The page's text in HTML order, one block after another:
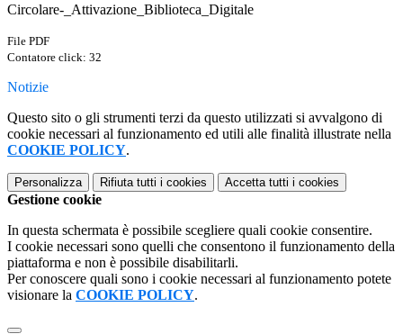
Circolare-_Attivazione_Biblioteca_Digitale
File PDF
Contatore click: 32
Notizie
Questo sito o gli strumenti terzi da questo utilizzati si avvalgono di
cookie necessari al funzionamento ed utili alle finalità illustrate nella
COOKIE POLICY.
Personalizza Rifiuta tutti i cookies Accetta tutti i cookies
Gestione cookie
In questa schermata è possibile scegliere quali cookie consentire.
I cookie necessari sono quelli che consentono il funzionamento della
piattaforma e non è possibile disabilitarli.
Per conoscere quali sono i cookie necessari al funzionamento potete
visionare la COOKIE POLICY.